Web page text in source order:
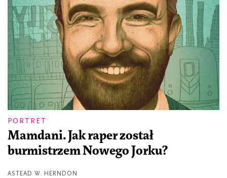
PORTRET
Mamdani. Jak raper został
burmistrzem Nowego Jorku?
ASTEAD W. HERNDON